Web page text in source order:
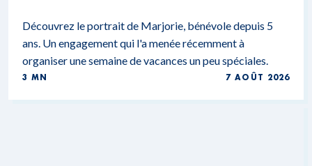
Découvrez le portrait de Marjorie, bénévole depuis 5
ans. Un engagement qui l'a menée récemment à
organiser une semaine de vacances un peu spéciales.
3 MN 7 AOÛT 2026